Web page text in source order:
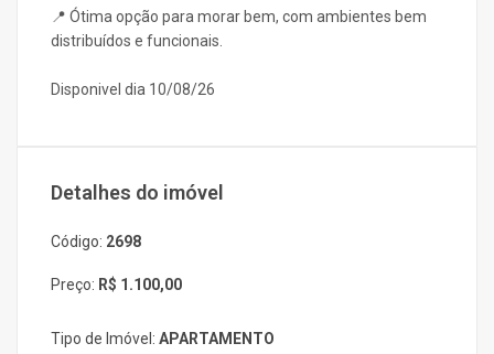
📍 Ótima opção para morar bem, com ambientes bem
distribuídos e funcionais.
Disponivel dia 10/08/26
Detalhes do imóvel
Código: 2698
Preço: R$ 1.100,00
Tipo de Imóvel: APARTAMENTO